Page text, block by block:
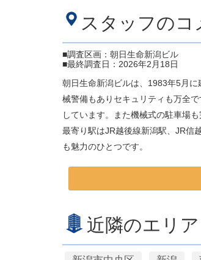
スタッフのコ
■調査区画：朝日生命新潟ビル
■最終調査日：2026年2月18日
朝日生命新潟ビルは、1983年5月
械警備もありセキュリティも万全
しています。また機械式の駐車場も
最寄り駅はJR越後線新潟駅、JR信
も魅力のひとつです。
近隣のエリ